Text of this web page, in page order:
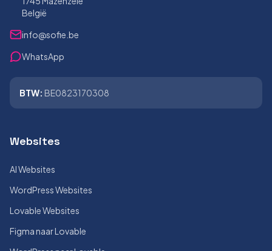
België
info@sofie.be
WhatsApp
BTW: BE0823170308
Websites
AI Websites
WordPress Websites
Lovable Websites
Figma naar Lovable